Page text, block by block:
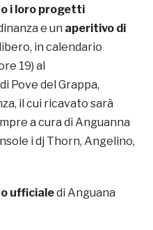
i loro progetti
e un aperitivo di
in calendario
19) al
Pove del Grappa,
il cui ricavato sarà
a cura di Anguanna
i dj Thorn, Angelino,
ufficialedi Anguana